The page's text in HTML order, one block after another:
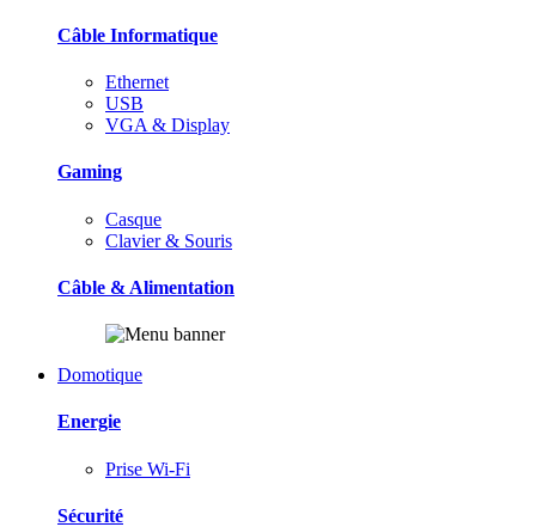
Câble Informatique
Ethernet
USB
VGA & Display
Gaming
Casque
Clavier & Souris
Câble & Alimentation
Domotique
Energie
Prise Wi-Fi
Sécurité